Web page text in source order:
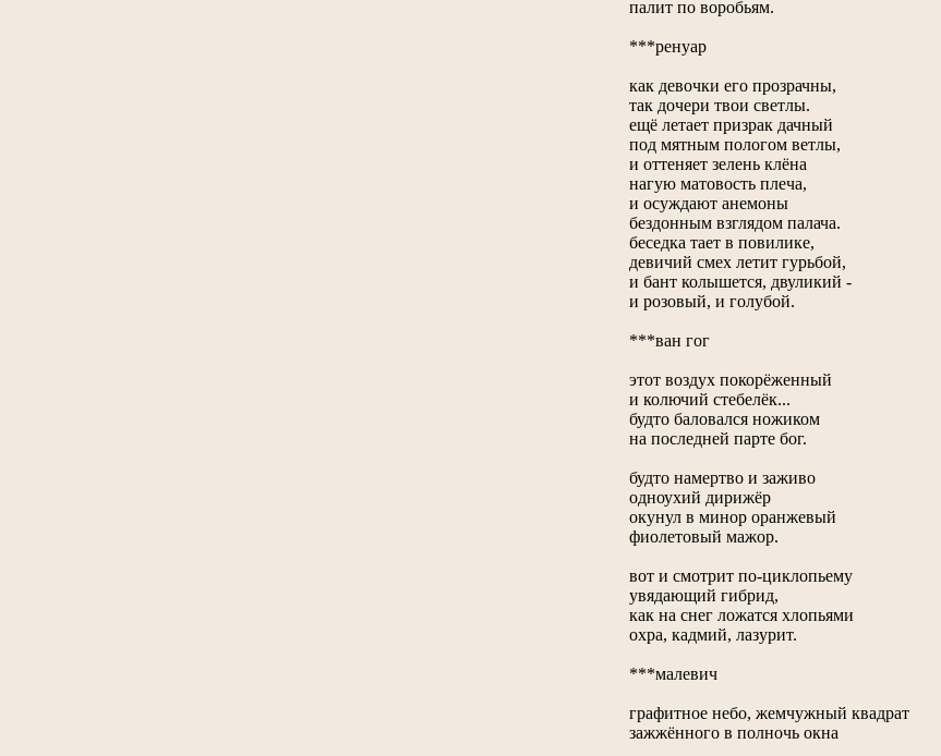
палит по воробьям.
***ренуар
как девочки его прозрачны,
так дочери твои светлы.
ещё летает призрак дачный
под мятным пологом ветлы,
и оттеняет зелень клёна
нагую матовость плеча,
и осуждают анемоны
бездонным взглядом палача.
беседка тает в повилике,
девичий смех летит гурьбой,
и бант колышется, двуликий -
и розовый, и голубой.
***ван гог
этот воздух покорёженный
и колючий стебелёк...
будто баловался ножиком
на последней парте бог.
будто намертво и заживо
одноухий дирижёр
окунул в минор оранжевый
фиолетовый мажор.
вот и смотрит по-циклопьему
увядающий гибрид,
как на снег ложатся хлопьями
охра, кадмий, лазурит.
***малевич
графитное небо, жемчужный квадрат
зажжённого в полночь окна